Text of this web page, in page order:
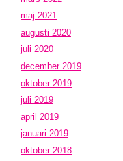
maj 2021
augusti 2020
juli 2020
december 2019
oktober 2019
juli 2019
april 2019
januari 2019
oktober 2018